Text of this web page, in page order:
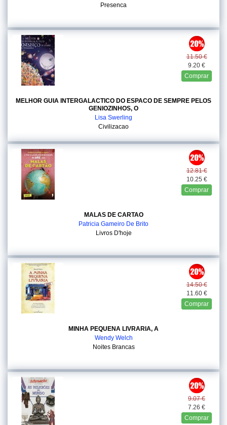
Presenca
11.50 €
9.20 €
Comprar
MELHOR GUIA INTERGALACTICO DO ESPACO DE SEMPRE PELOS
GENIOZINHOS, O
Lisa Swerling
Civilizacao
12.81 €
10.25 €
Comprar
MALAS DE CARTAO
Patricia Gameiro De Brito
Livros D'hoje
14.50 €
11.60 €
Comprar
MINHA PEQUENA LIVRARIA, A
Wendy Welch
Noites Brancas
9.07 €
7.26 €
Comprar